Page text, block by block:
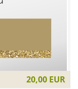
20,00 EUR